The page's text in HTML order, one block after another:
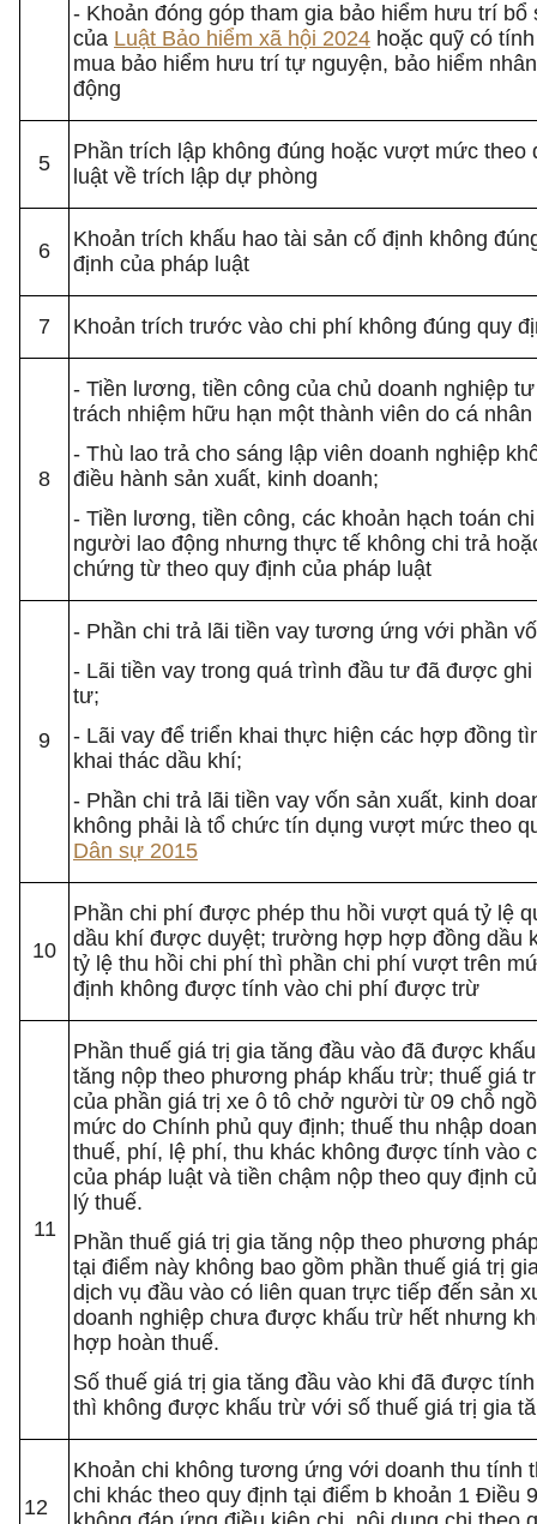
- Khoản đóng góp tham gia bảo hiểm hưu trí bổ
của Luật Bảo hiểm xã hội 2024 hoặc quỹ có
mua bảo hiểm hưu trí tự nguyện, bảo hiểm
động
5
Phần trích lập không đúng hoặc vượt mức theo
luật về trích lập dự phòng
6
Khoản trích khấu hao tài sản cố định không
định của pháp luật
7 Khoản trích trước vào chi phí không đúng quy
8
- Tiền lương, tiền công của chủ doanh nghiệp
trách nhiệm hữu hạn một thành viên do cá
- Thù lao trả cho sáng lập viên doanh nghiệp
điều hành sản xuất, kinh doanh;
- Tiền lương, tiền công, các khoản hạch toán
người lao động nhưng thực tế không chi trả
chứng từ theo quy định của pháp luật
9
- Phần chi trả lãi tiền vay tương ứng với phần
- Lãi tiền vay trong quá trình đầu tư đã được
tư;
- Lãi vay để triển khai thực hiện các hợp đồng
khai thác dầu khí;
- Phần chi trả lãi tiền vay vốn sản xuất, kinh
không phải là tổ chức tín dụng vượt mức theo
Dân sự 2015
10
Phần chi phí được phép thu hồi vượt quá tỷ lệ
dầu khí được duyệt; trường hợp hợp đồng dầu
tỷ lệ thu hồi chi phí thì phần chi phí vượt trên
định không được tính vào chi phí được trừ
11
Phần thuế giá trị gia tăng đầu vào đã được
tăng nộp theo phương pháp khấu trừ; thuế giá
của phần giá trị xe ô tô chở người từ 09 chỗ
mức do Chính phủ quy định; thuế thu nhập
thuế, phí, lệ phí, thu khác không được tính vào
của pháp luật và tiền chậm nộp theo quy định
lý thuế.
Phần thuế giá trị gia tăng nộp theo phương
tại điểm này không bao gồm phần thuế giá trị
dịch vụ đầu vào có liên quan trực tiếp đến sản
doanh nghiệp chưa được khấu trừ hết nhưng
hợp hoàn thuế.
Số thuế giá trị gia tăng đầu vào khi đã được
thì không được khấu trừ với số thuế giá trị gia
12
Khoản chi không tương ứng với doanh thu tính
chi khác theo quy định tại điểm b khoản 1 Điều